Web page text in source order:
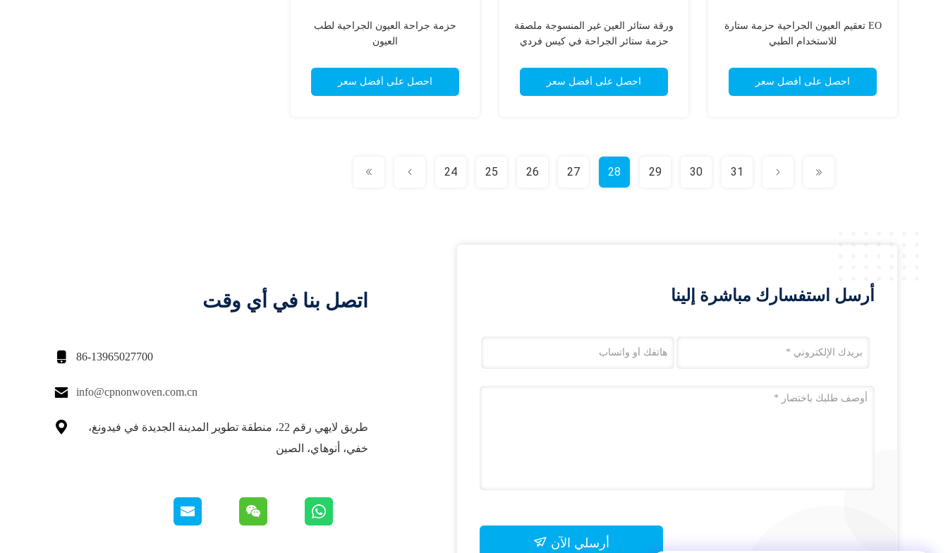
حزمة جراحة العيون الجراحية لطب
العيون
احصل على أفضل سعر
ورقة ستائر العين غير المنسوجة ملصقة
حزمة ستائر الجراحة في كيس فردي
احصل على أفضل سعر
EO تعقيم العيون الجراحية حزمة ستارة
للاستخدام الطبي
احصل على أفضل سعر
24 25 26 27 28 29 30 31
اتصل بنا في أي وقت
 86-13965027700
 info@cpnonwoven.com.cn

طريق لايهي رقم 22، منطقة تطوير المدينة الجديدة في فيدونغ،
خفي، أنوهاي، الصين
أرسل استفسارك مباشرة إلينا
أرسلي الآن